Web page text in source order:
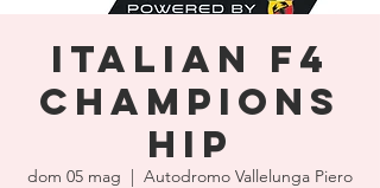
Italian F4
Champions
hip
dom 05 mag
  |
Autodromo Vallelunga Piero